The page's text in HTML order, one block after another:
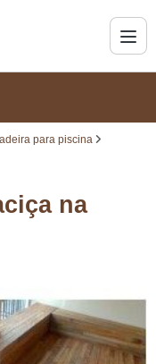
para piscina
na